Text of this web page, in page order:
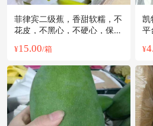
菲律宾二级蕉，香甜软糯，不
花皮，不黑心，不硬心，保质
¥15.00/箱
凯
平
¥